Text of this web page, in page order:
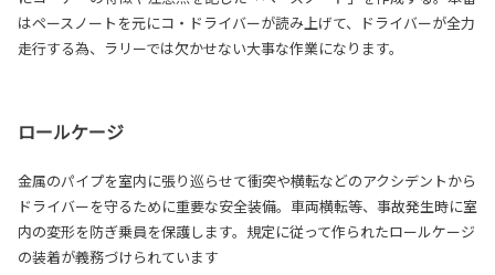
はペースノートを元にコ・ドライバーが読み上げて、ドライバーが全力
走行する為、ラリーでは欠かせない大事な作業になります。
ロールケージ
金属のパイプを室内に張り巡らせて衝突や横転などのアクシデントから
ドライバーを守るために重要な安全装備。車両横転等、事故発生時に室
内の変形を防ぎ乗員を保護します。規定に従って作られたロールケージ
の装着が義務づけられています